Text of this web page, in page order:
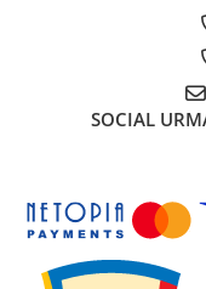
Depozitare,
Scari de lucru si schele
Echipamente de ridicat
transport
Tehnica diamantata
Masini de carotat
SOCIAL